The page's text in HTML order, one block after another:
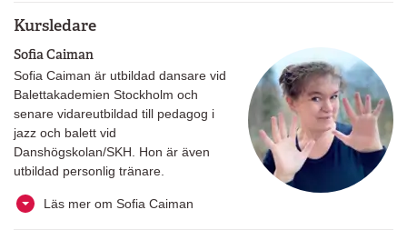
Kursledare
Sofia Caiman
Sofia Caiman är utbildad dansare vid
Balettakademien Stockholm och
senare vidareutbildad till pedagog i
jazz och balett vid
Danshögskolan/SKH. Hon är även
utbildad personlig tränare.
Läs mer om Sofia Caiman